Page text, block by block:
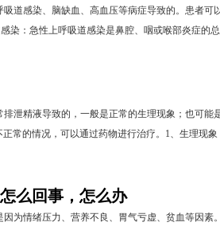
吸道感染、脑缺血、高血压等病症导致的。患者可
染：急性上呼吸道感染是鼻腔、咽或喉部炎症的
排泄精液导致的，一般是正常的生理现象；也可能
常的情况，可以通过药物进行治疗。1、生理现
么回事，怎么办
为情绪压力、营养不良、胃气亏虚、贫血等因素